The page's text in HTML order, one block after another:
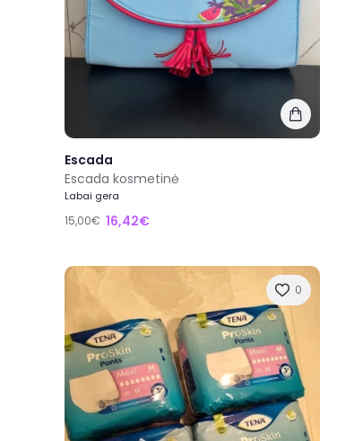
Escada
Escada kosmetinė
Labai gera
15,00€ 16,42€
0